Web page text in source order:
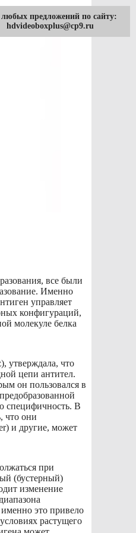
все были
Именно
управляет
конфигураций,
молекуле белка
утверждала, что
цепи антител.
он пользовался в
специфичность. В
что они
и другие, может
при
(бустерный)
изменение
это привело
растущего
предложений по сайту:
hdvideoboxplus@cp9.ru